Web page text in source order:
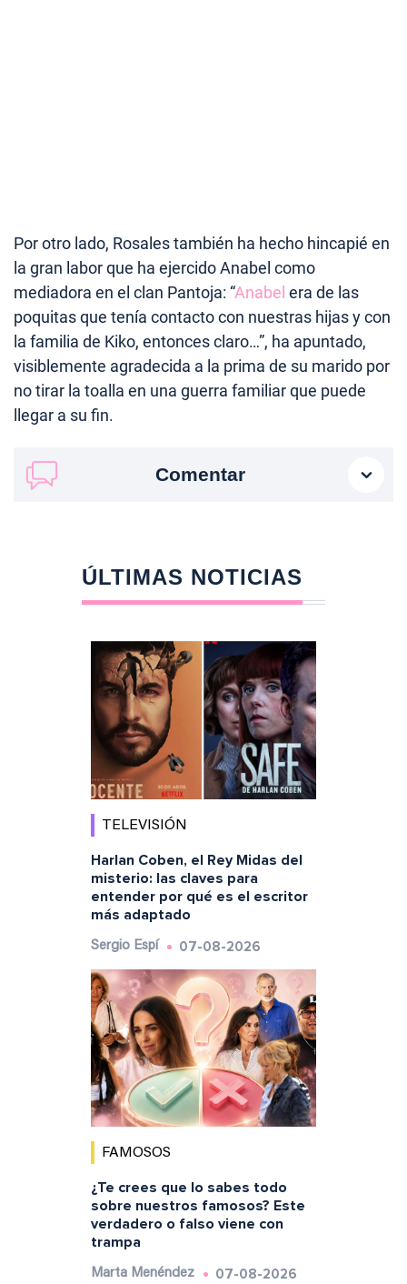
Por otro lado, Rosales también ha hecho hincapié en
la gran labor que ha ejercido Anabel como
mediadora en el clan Pantoja: “Anabel era de las
poquitas que tenía contacto con nuestras hijas y con
la familia de Kiko, entonces claro…”, ha apuntado,
visiblemente agradecida a la prima de su marido por
no tirar la toalla en una guerra familiar que puede
llegar a su fin.
Comentar
ÚLTIMAS NOTICIAS
TELEVISIÓN
Harlan Coben, el Rey Midas del
misterio: las claves para
entender por qué es el escritor
más adaptado
Sergio Espí 07-08-2026
FAMOSOS
¿Te crees que lo sabes todo
sobre nuestros famosos? Este
verdadero o falso viene con
trampa
Marta Menéndez 07-08-2026